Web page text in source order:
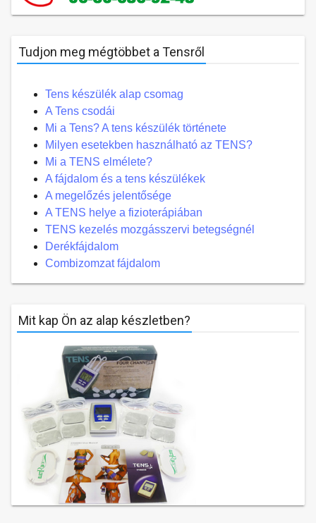
Tudjon meg mégtöbbet a Tensről
Tens készülék alap csomag
A Tens csodái
Mi a Tens? A tens készülék története
Milyen esetekben használható az TENS?
Mi a TENS elmélete?
A fájdalom és a tens készülékek
A megelőzés jelentősége
A TENS helye a fizioterápiában
TENS kezelés mozgásszervi betegségnél
Derékfájdalom
Combizomzat fájdalom
Mit kap Ön az alap készletben?